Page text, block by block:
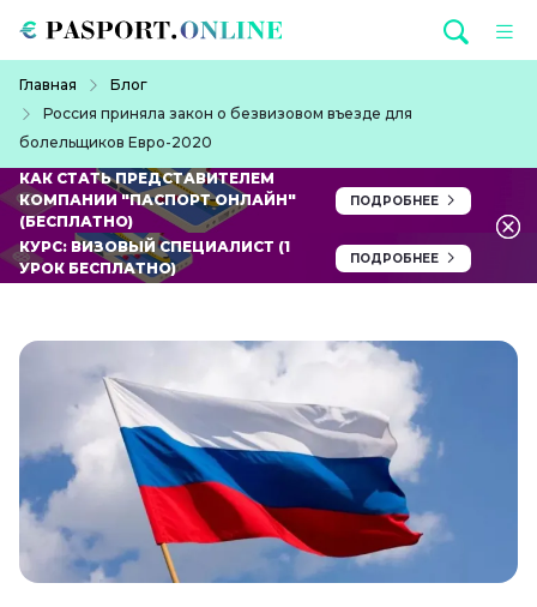
Главная
Блог
Россия приняла закон о безвизовом въезде для
болельщиков Евро-2020
КАК СТАТЬ ПРЕДСТАВИТЕЛЕМ
КОМПАНИИ "ПАСПОРТ ОНЛАЙН"
(БЕСПЛАТНО)
ПОДРОБНЕЕ
КУРС: ВИЗОВЫЙ СПЕЦИАЛИСТ (1
УРОК БЕСПЛАТНО)
ПОДРОБНЕЕ